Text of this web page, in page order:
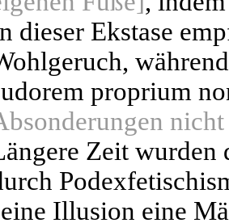
dieser Ekstase
proprium
Zeit wurden
Illusion eine